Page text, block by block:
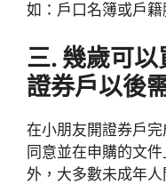
如：戶口名簿或戶
三. 幾歲可
證券戶以後
在小朋友開證券戶
同意並在申購的文
外，大多數未成年